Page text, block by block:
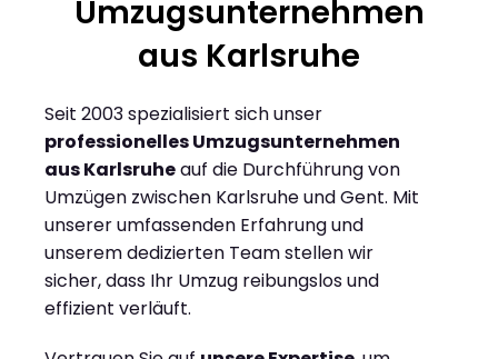
Umzugsunternehmen
aus Karlsruhe
Seit 2003 spezialisiert sich unser
professionelles Umzugsunternehmen
aus Karlsruheauf die Durchführung von
Umzügen zwischen Karlsruhe und Gent. Mit
unserer umfassenden Erfahrung und
unserem dedizierten Team stellen wir
sicher, dass Ihr Umzug reibungslos und
effizient verläuft.